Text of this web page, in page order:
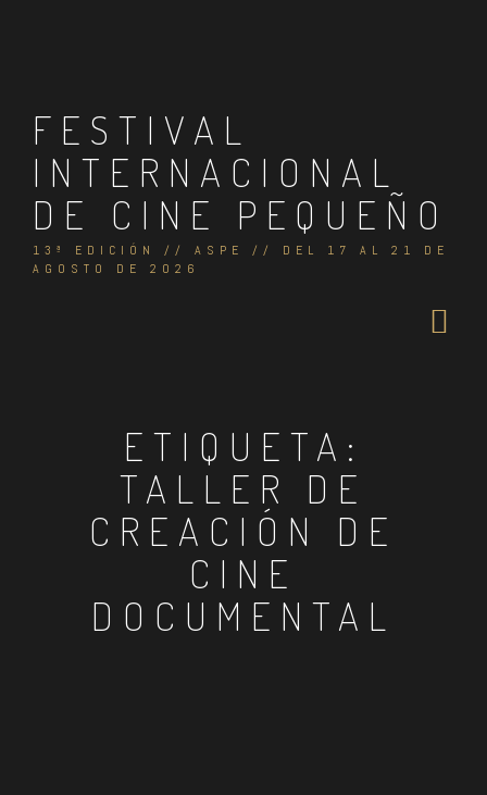
FESTIVAL
INTERNACIONAL
DE CINE PEQUEÑO
13ª EDICIÓN // ASPE // DEL 17 AL 21 DE
AGOSTO DE 2026
ETIQUETA:
TALLER DE
CREACIÓN DE
CINE
DOCUMENTAL